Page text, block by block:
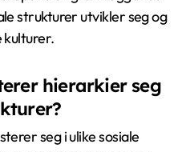
rang innen en gruppe, noe
og
innflytelse over andre,
relasjoner. Sosiale roller
og ansvar knyttet til
veileder sosiale